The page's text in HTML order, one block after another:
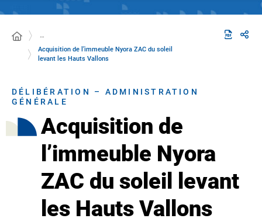
…
Acquisition de l’immeuble Nyora ZAC du soleil
levant les Hauts Vallons
DÉLIBÉRATION – ADMINISTRATION
GÉNÉRALE
Acquisition de
l’immeuble Nyora
ZAC du soleil levant
les Hauts Vallons